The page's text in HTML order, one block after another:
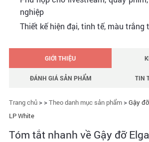
nghiệp
Thiết kế hiện đại, tinh tế, màu trắng
GIỚI THIỆU
ĐÁNH GIÁ SẢN PHẨM TIN
Trang chủ> >Theo danh mục sản phẩm>Gậy
LP White
Tóm tắt nhanh về Gậy đỡ